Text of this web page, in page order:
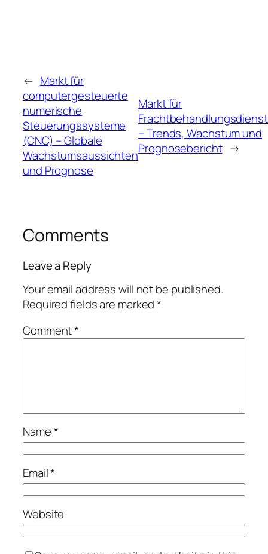
← Markt für
computergesteuerte
numerische
Steuerungssysteme
(CNC) – Globale
Wachstumsaussichten
und Prognose
Markt für
– Trends, Wachstum und
Prognosebericht →
Comments
Leave a Reply
Your email address will not be published.
Required fields are marked*
Comment*
Name*
Email*
Website